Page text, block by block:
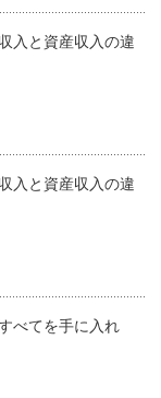
入と資産収入の違
入と資産収入の違
べてを手に入れ